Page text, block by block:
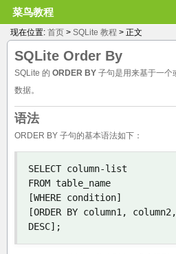
菜鸟教程
现在位置: 首页 > SQLite 教程 > 正文
SQLite Order By
SQLite 的 ORDER BY 子句是用来基于一个
数据。
语法
ORDER BY 子句的基本语法如下：
SELECT column-list
[WHERE condition]
[ORDER BY column1 , column2 ,
DESC];